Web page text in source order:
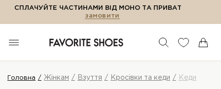
СПЛАЧУЙТЕ ЧАСТИНАМИ ВІД МОНО ТА ПРИВАТ
замовити
Головна Жінкам Взуття Кросівки та кеди Кеди